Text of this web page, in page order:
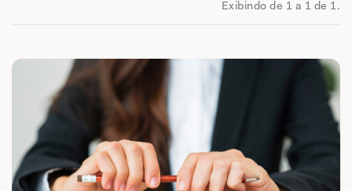
Exibindo de 1 a 1 de 1.